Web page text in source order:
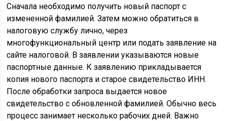
Сначала необходимо получить новый паспорт с
измененной фамилией. Затем можно обратиться в
налоговую службу лично, через
многофункциональный центр или подать заявление на
сайте налоговой. В заявлении указываются новые
паспортные данные. К заявлению прикладывается
копия нового паспорта и старое свидетельство ИНН.
После обработки запроса выдается новое
свидетельство с обновленной фамилией. Обычно весь
процесс занимает несколько рабочих дней. Важно